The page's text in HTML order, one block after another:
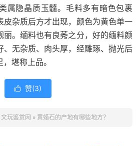
属隐晶质玉髓。毛料多有暗色包裹
皮杂质后方才出现，颜色为黄色单一
丽。缅料也有良莠之分，好的缅料颜
、无杂质、肉头厚，经雕琢、抛光后
堪称上品。
 赞(3)
文玩鉴赏网 » 黄蜡石的产地有哪些地方？